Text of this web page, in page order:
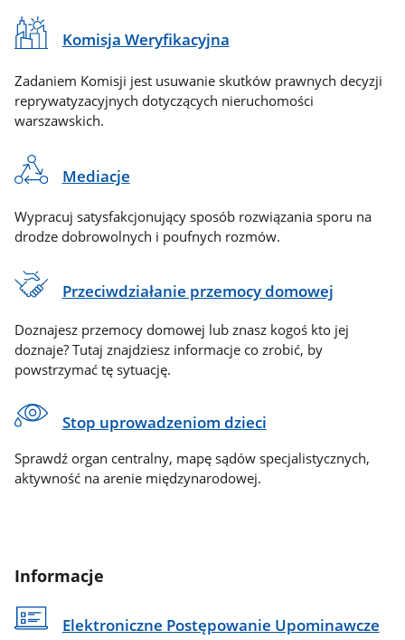
Komisja Weryfikacyjna
Zadaniem Komisji jest usuwanie skutków prawnych decyzji
reprywatyzacyjnych dotyczących nieruchomości
warszawskich.
Mediacje
Wypracuj satysfakcjonujący sposób rozwiązania sporu na
drodze dobrowolnych i poufnych rozmów.
Przeciwdziałanie przemocy domowej
Doznajesz przemocy domowej lub znasz kogoś kto jej
doznaje? Tutaj znajdziesz informacje co zrobić, by
powstrzymać tę sytuację.
Stop uprowadzeniom dzieci
Sprawdź organ centralny, mapę sądów specjalistycznych,
aktywność na arenie międzynarodowej.
Informacje
Elektroniczne Postępowanie Upominawcze